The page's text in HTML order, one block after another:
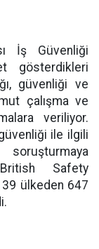
İş Güvenliği
gösterdikleri
güvenliği ve
çalışma ve
veriliyor.
ile ilgili
Safety
39 ülkeden 647